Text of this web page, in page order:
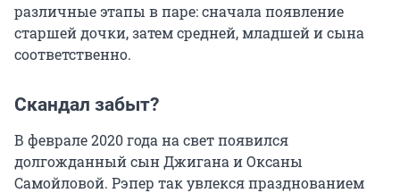
различные этапы в паре: сначала появление
старшей дочки, затем средней, младшей и сына
соответственно.
Скандал забыт?
В феврале 2020 года на свет появился
долгожданный сын Джигана и Оксаны
Самойловой. Рэпер так увлекся празднованием